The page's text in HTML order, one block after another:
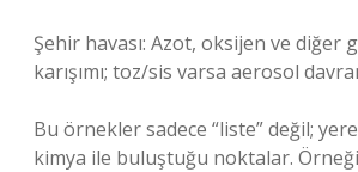
Şehir havası: Azot, oksijen ve diğer
karışımı; toz/sis varsa aerosol
Bu örnekler sadece “liste” değil;
kimya ile buluştuğu noktalar.